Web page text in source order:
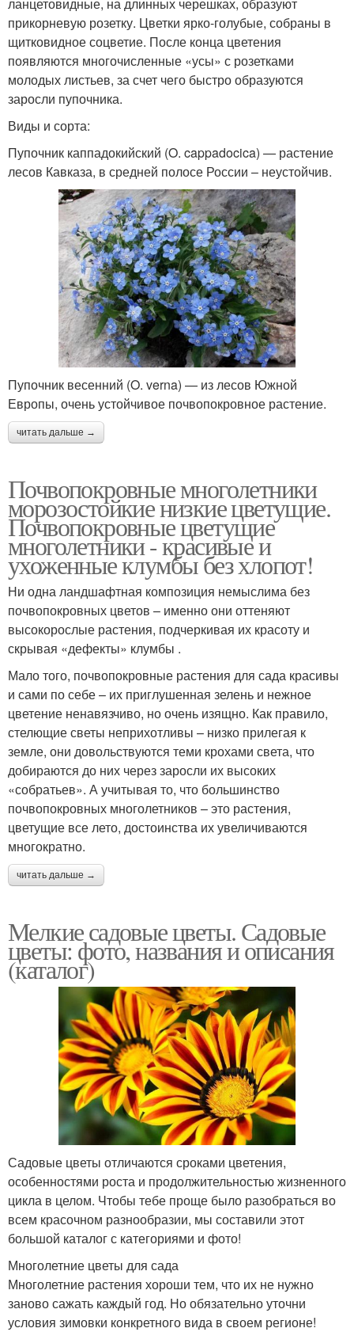
прикорневую розетку. Цветки ярко-голубые, собраны в
щитковидное соцветие. После конца цветения
появляются многочисленные «усы» с розетками
молодых листьев, за счет чего быстро образуются
заросли пупочника.
Виды и сорта:
Пупочник каппадокийский (O. cappadocica) — растение
лесов Кавказа, в средней полосе России – неустойчив.
Пупочник весенний (O. verna) — из лесов Южной
Европы, очень устойчивое почвопокровное растение.
читать дальше →
Почвопокровные многолетники
морозостойкие низкие цветущие.
Почвопокровные цветущие
многолетники - красивые и
ухоженные клумбы без хлопот!
Ни одна ландшафтная композиция немыслима без
почвопокровных цветов – именно они оттеняют
высокорослые растения, подчеркивая их красоту и
скрывая «дефекты» клумбы .
Мало того, почвопокровные растения для сада красивы
и сами по себе – их приглушенная зелень и нежное
цветение ненавязчиво, но очень изящно. Как правило,
стелющие светы неприхотливы – низко прилегая к
земле, они довольствуются теми крохами света, что
добираются до них через заросли их высоких
«собратьев». А учитывая то, что большинство
почвопокровных многолетников – это растения,
цветущие все лето, достоинства их увеличиваются
многократно.
читать дальше →
Мелкие садовые цветы. Садовые
цветы: фото, названия и описания
(каталог)
Садовые цветы отличаются сроками цветения,
особенностями роста и продолжительностью жизненного
цикла в целом. Чтобы тебе проще было разобраться во
всем красочном разнообразии, мы составили этот
большой каталог с категориями и фото!
Многолетние цветы для сада
Многолетние растения хороши тем, что их не нужно
заново сажать каждый год. Но обязательно уточни
условия зимовки конкретного вида в своем регионе!